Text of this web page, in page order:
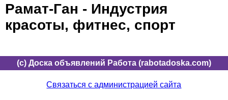
Рамат-Ган - Индустрия
красоты, фитнес, спорт
(c) Доска объявлений Работа (rabotadoska.com)
Связаться с администрацией сайта